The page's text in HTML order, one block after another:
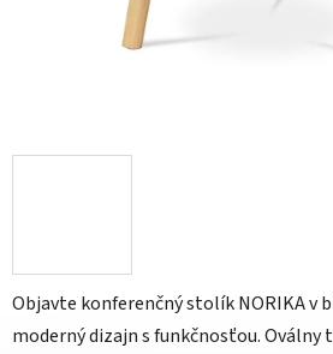
Objavte konferenčný stolík NORIKA v
moderný dizajn s funkčnosťou. Oválny